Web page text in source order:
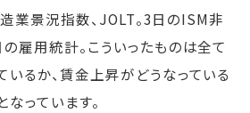
業景況指数、JOLT。3日のISM非
雇用統計。こういったものは全て
いるか、賃金上昇がどうなっている
っています。